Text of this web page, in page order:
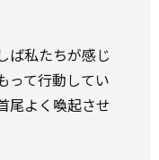
ば私たちが感じ
って行動してい
尾よく喚起させ